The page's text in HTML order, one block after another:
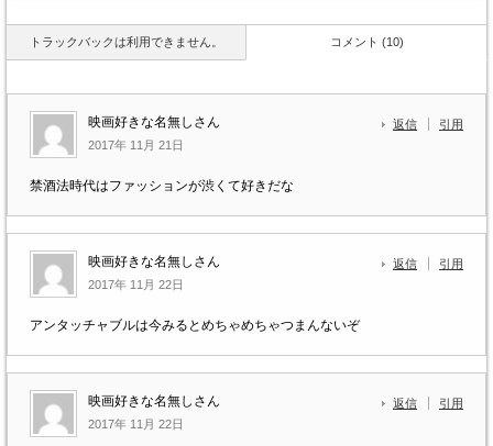
トラックバックは利用できません。 コメント (10)
映画好きな名無しさん
2017年 11月 21日
返信 引用
禁酒法時代はファッションが渋くて好きだな
映画好きな名無しさん
2017年 11月 22日
返信 引用
アンタッチャブルは今みるとめちゃめちゃつまんないぞ
映画好きな名無しさん
2017年 11月 22日
返信 引用